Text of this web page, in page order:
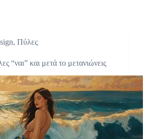
, Πύλες
“ναι” και μετά το μετανιώνεις